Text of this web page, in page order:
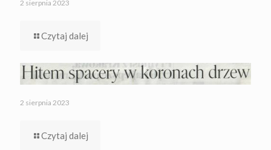
2 sierpnia 2023
Czytaj dalej
2 sierpnia 2023
Czytaj dalej